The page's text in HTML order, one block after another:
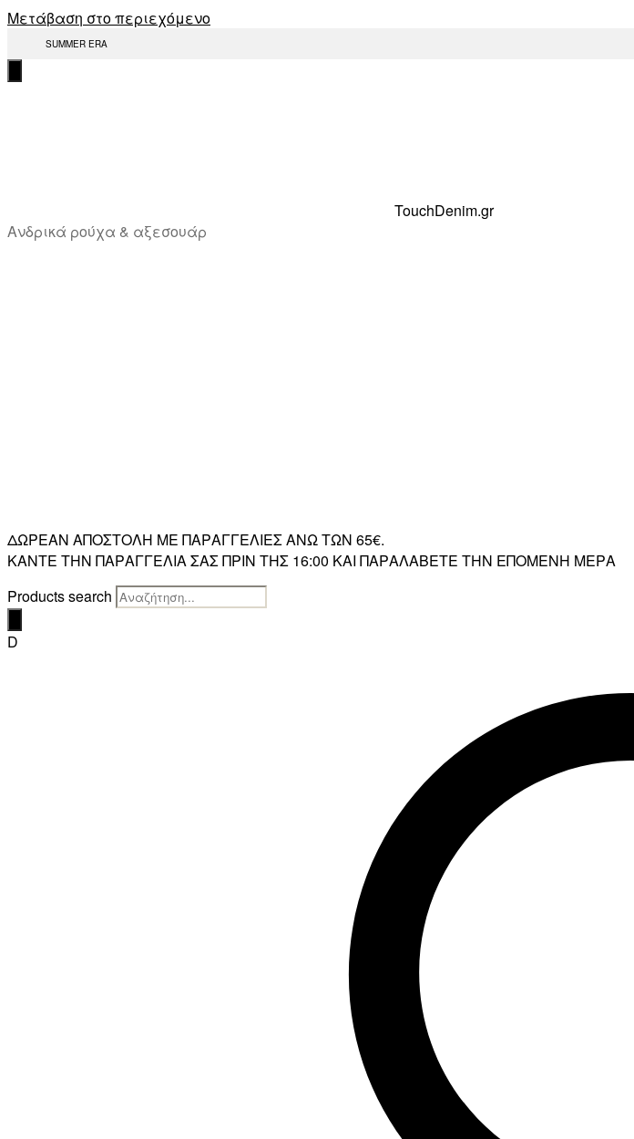
Μετάβαση στο περιεχόμενο
SUMMER ERA
TouchDenim.gr
Ανδρικά ρούχα & αξεσουάρ
ΔΩΡΕΑΝ ΑΠΟΣΤΟΛΗ ΜΕ ΠΑΡΑΓΓΕΛΙΕΣ ΑΝΩ ΤΩΝ 65€.
ΚΑΝΤΕ ΤΗΝ ΠΑΡΑΓΓΕΛΙΑ ΣΑΣ ΠΡΙΝ ΤΗΣ 16:00 ΚΑΙ ΠΑΡΑΛΑΒΕΤΕ ΤΗΝ ΕΠΟΜΕΝΗ ΜΕΡΑ
Products search
D